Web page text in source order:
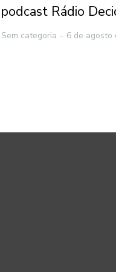
podcast Rádio
Sem categoria 6 de agosto